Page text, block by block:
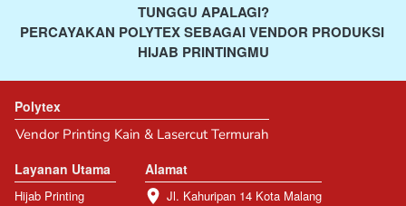
TUNGGU APALAGI?
PERCAYAKAN POLYTEX SEBAGAI VENDOR PRODUKSI
HIJAB PRINTINGMU
Polytex
Vendor Printing Kain & Lasercut Termurah
Layanan Utama
Hijab Printing
Alamat
Jl. Kahuripan 14 Kota Malang